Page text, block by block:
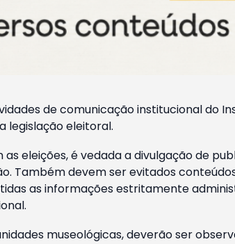
de comunicação institucional do
legislação eleitoral.
eleições, é vedada a divulgação de
Também devem ser evitados
as informações estritamente
museológicas, deverão ser